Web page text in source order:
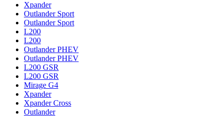
Xpander
Outlander Sport
Outlander Sport
L200
L200
Outlander PHEV
Outlander PHEV
L200 GSR
L200 GSR
Mirage G4
Xpander
Xpander Cross
Outlander